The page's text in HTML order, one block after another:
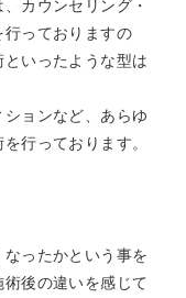
カウンセリング・
っておりますの
いったような型は
ョンなど、あらゆ
行っております。
ったかという事を
後の違いを感じて